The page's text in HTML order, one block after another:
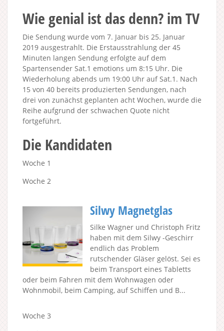
Wie genial ist das denn? im TV
Die Sendung wurde vom 7. Januar bis 25. Januar
2019 ausgestrahlt. Die Erstausstrahlung der 45
Minuten langen Sendung erfolgte auf dem
Spartensender Sat.1 emotions um 8:15 Uhr. Die
Wiederholung abends um 19:00 Uhr auf Sat.1. Nach
15 von 40 bereits produzierten Sendungen, nach
drei von zunächst geplanten acht Wochen, wurde die
Reihe aufgrund der schwachen Quote nicht
fortgeführt.
Die Kandidaten
Woche 1
Woche 2
Silwy Magnetglas
Silke Wagner und Christoph Fritz
haben mit dem Silwy -Geschirr
endlich das Problem
rutschender Gläser gelöst. Sei es
beim Transport eines Tabletts
oder beim Fahren mit dem Wohnwagen oder
Wohnmobil, beim Camping, auf Schiffen und B...
Woche 3